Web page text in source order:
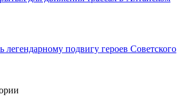
легендарному подвигу героев Советского